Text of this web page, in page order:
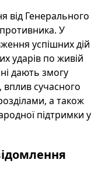
від Генерального
У
успішних дій
ударів по живій
дають змогу
сучасного
а також
підтримки у